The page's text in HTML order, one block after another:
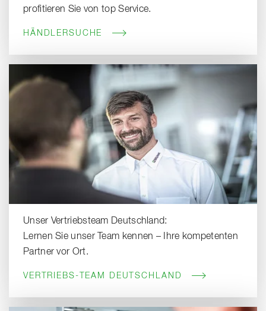
profitieren Sie von top Service.
HÄNDLERSUCHE
Unser Vertriebsteam Deutschland:
Lernen Sie unser Team kennen – Ihre kompetenten
Partner vor Ort.
VERTRIEBS-TEAM DEUTSCHLAND